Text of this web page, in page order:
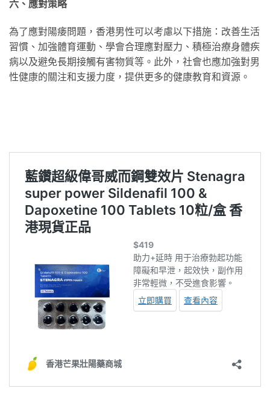
六、應對策略
為了應對陽痿問題，香港男性可以考慮以下措施：改善生活
習慣、加強體育運動、學會合理應對壓力、積極治療身體疾
病以及避免長期接觸有害物質等。此外，社會也應加強對男
性健康的關注和支援力度，提供更多的健康教育和資源。